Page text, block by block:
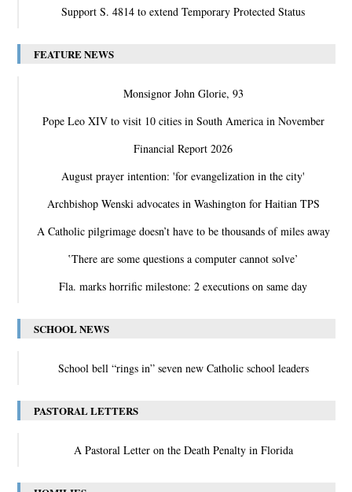
Support S. 4814 to extend Temporary Protected Status
FEATURE NEWS
Monsignor John Glorie, 93
Pope Leo XIV to visit 10 cities in South America in November
Financial Report 2026
August prayer intention: 'for evangelization in the city'
Archbishop Wenski advocates in Washington for Haitian TPS
A Catholic pilgrimage doesn’t have to be thousands of miles away
‛There are some questions a computer cannot solve’
Fla. marks horrific milestone: 2 executions on same day
SCHOOL NEWS
School bell “rings in” seven new Catholic school leaders
PASTORAL LETTERS
A Pastoral Letter on the Death Penalty in Florida